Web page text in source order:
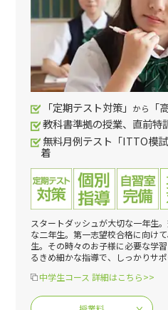
「定期テスト対策」 から 「
教科書準拠の授業、直前特
無料月例テスト「ITTO模試
着
スタートダッシュが大切な一年生
な二年生。第一志望校合格に向け
生。その時々のお子様に必要な学
るきめ細かな指導で、しっかりサポ
中学生コース 詳細はこちら>>